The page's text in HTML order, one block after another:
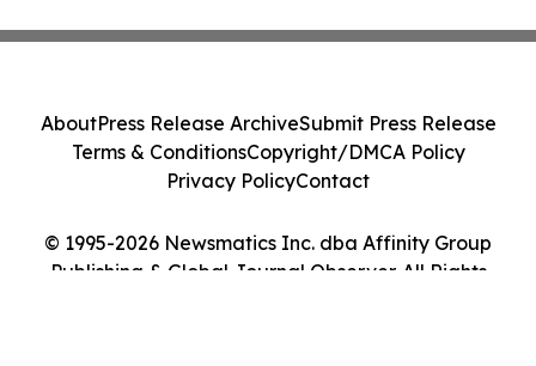
© 1995-2026 Newsmatics Inc. dba Affinity Group
Publishing & Global Journal Observer. All Rights
AboutPress Release ArchiveSubmit Press Release
Terms & ConditionsCopyright/DMCA Policy
Privacy PolicyContact